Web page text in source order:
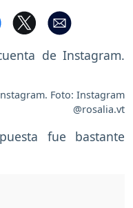
Foto: Instagram
@rosalia.vt
fue bastante